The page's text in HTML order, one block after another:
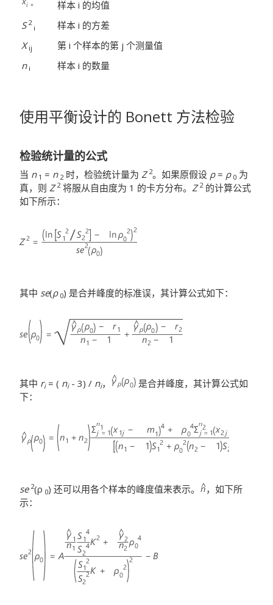
样本 i 的均值
S 2
i
样本 i 的方差
X ij 第 i 个样本的第 j 个测量值
n i 样本 i 的数量
使用平衡设计的 Bonett 方法检验
检验统计量的公式
当 n 1 = n 2 时，检验统计量为Z 2。如果原假设 ρ= ρ 0 为
真，则 Z 2将服从自由度为 1 的卡方分布。Z 2的计算公式
如下所示：
其中 se(ρ 0) 是合并峰度的标准误，其计算公式如下：
其中 ri= ( ni- 3) / ni，
是合并峰度，其计算公式如
下：
se 2(ρ 0) 还可以用各个样本的峰度值来表示。
，如下所
示：